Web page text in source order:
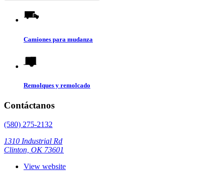
Camiones para mudanza
Remolques y remolcado
Contáctanos
(580) 275-2132
1310 Industrial Rd
Clinton, OK 73601
View website